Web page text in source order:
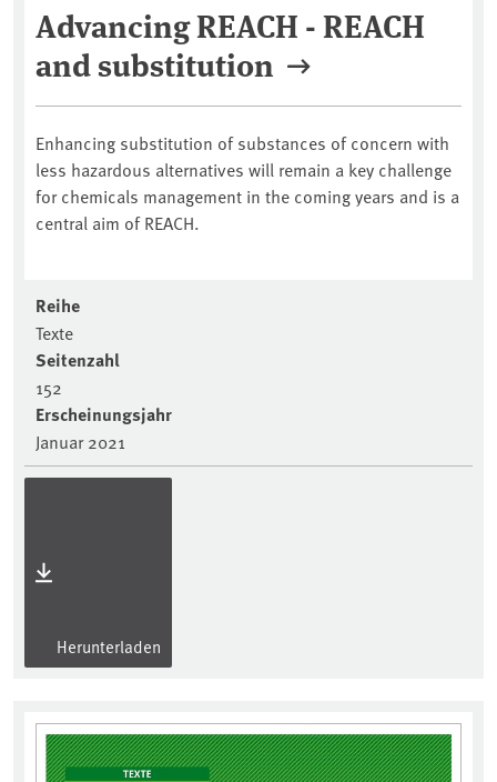
Advancing REACH - REACH
and substitution
Enhancing substitution of substances of concern with
less hazardous alternatives will remain a key challenge
for chemicals management in the coming years and is a
central aim of REACH.
Reihe
Texte
Seitenzahl
152
Erscheinungsjahr
Januar 2021
Herunterladen